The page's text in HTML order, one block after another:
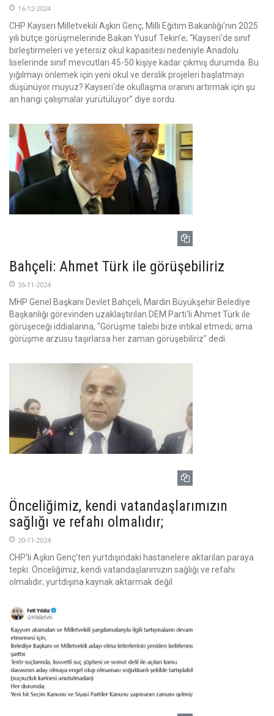
16-12-2024
CHP Kayseri Milletvekili Aşkın Genç, Milli Eğitim Bakanlığı’nın 2025
yılı bütçe görüşmelerinde Bakan Yusuf Tekin’e; “Kayseri'de sınıf
birleştirmeleri ve yetersiz okul kapasitesi nedeniyle Anadolu
liselerinde sınıf mevcutları 45-50 kişiye kadar çıkmış durumda. Bu
yığılmayı önlemek için yeni okul ve derslik projeleri başlatmayı
düşünüyor muyuz? Kayseri'de okullaşma oranını artırmak için şu
an hangi çalışmalar yürütülüyor” diye sordu.
Bahçeli: Ahmet Türk ile görüşebiliriz
26-11-2024
MHP Genel Başkanı Devlet Bahçeli, Mardin Büyükşehir Belediye
Başkanlığı görevinden uzaklaştırılan DEM Parti'li Ahmet Türk ile
görüşeceği iddialarına, "Görüşme talebi bize intikal etmedi; ama
görüşme arzusu taşırlarsa her zaman görüşebiliriz" dedi.
Önceliğimiz, kendi vatandaşlarımızın
sağlığı ve refahı olmalıdır;
20-11-2024
CHP’li Aşkın Genç’ten yurtdışındaki hastanelere aktarılan paraya
tepki: Önceliğimiz, kendi vatandaşlarımızın sağlığı ve refahı
olmalıdır; yurtdışına kaynak aktarmak değil